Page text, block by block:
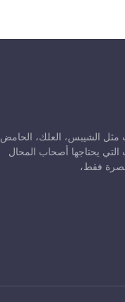
مثل الشيبس، العلك، الحامض
يحتاجها أصحاب المحال
فقط،